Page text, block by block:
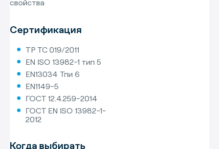
свойства
Сертификация
ТР ТС 019/2011
EN ISO 13982-1 тип 5
EN13034 Тпи 6
EN1149-5
ГОСТ 12.4.259-2014
ГОСТ EN ISO 13982-1-
2012
Когда выбирать